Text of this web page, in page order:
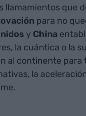
llamamientos que
para no
y China
la cuántica o la
al continente
la